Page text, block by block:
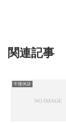
関連記事
午後休診